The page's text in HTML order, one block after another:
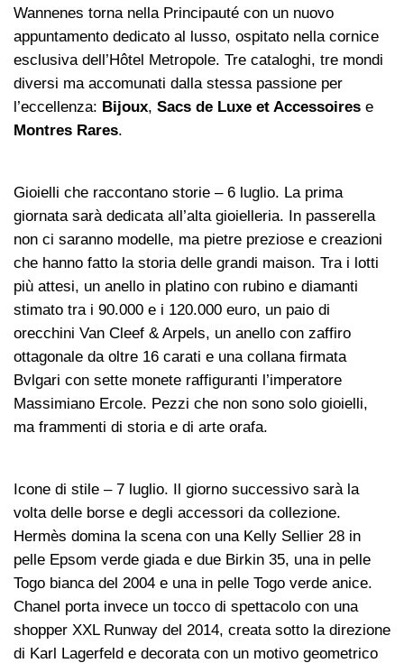
Wannenes torna nella Principauté con un nuovo
appuntamento dedicato al lusso, ospitato nella cornice
esclusiva dell’Hôtel Metropole. Tre cataloghi, tre mondi
diversi ma accomunati dalla stessa passione per
l’eccellenza: Bijoux, Sacs de Luxe et Accessoires e
Montres Rares.
Gioielli che raccontano storie – 6 luglio. La prima
giornata sarà dedicata all’alta gioielleria. In passerella
non ci saranno modelle, ma pietre preziose e creazioni
che hanno fatto la storia delle grandi maison. Tra i lotti
più attesi, un anello in platino con rubino e diamanti
stimato tra i 90.000 e i 120.000 euro, un paio di
orecchini Van Cleef & Arpels, un anello con zaffiro
ottagonale da oltre 16 carati e una collana firmata
Bvlgari con sette monete raffiguranti l’imperatore
Massimiano Ercole. Pezzi che non sono solo gioielli,
ma frammenti di storia e di arte orafa.
Icone di stile – 7 luglio. Il giorno successivo sarà la
volta delle borse e degli accessori da collezione.
Hermès domina la scena con una Kelly Sellier 28 in
pelle Epsom verde giada e due Birkin 35, una in pelle
Togo bianca del 2004 e una in pelle Togo verde anice.
Chanel porta invece un tocco di spettacolo con una
shopper XXL Runway del 2014, creata sotto la direzione
di Karl Lagerfeld e decorata con un motivo geometrico